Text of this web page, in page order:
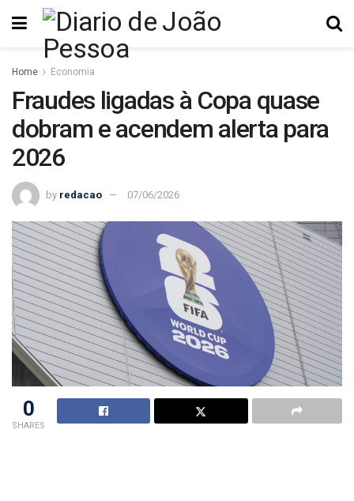
Home Economia
Fraudes ligadas à Copa quase
dobram e acendem alerta para
2026
by redacao 07/06/2026
0
SHARES